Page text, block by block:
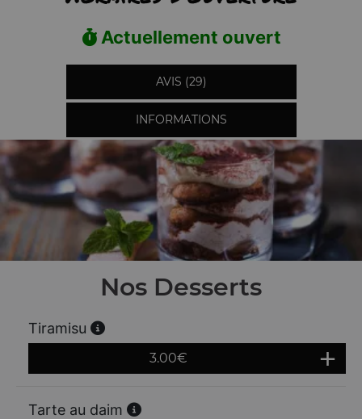
Actuellement ouvert
AVIS (29)
INFORMATIONS
Nos Desserts
Tiramisu
3.00€
Tarte au daim